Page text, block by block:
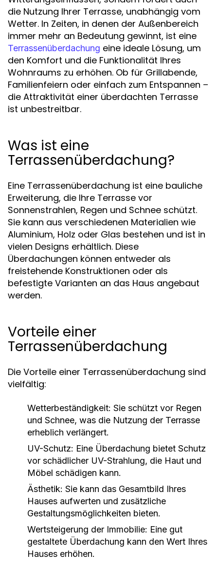
die Nutzung Ihrer Terrasse, unabhängig vom
Wetter. In Zeiten, in denen der Außenbereich
immer mehr an Bedeutung gewinnt, ist eine
Terrassenüberdachung eine ideale Lösung, um
den Komfort und die Funktionalität Ihres
Wohnraums zu erhöhen. Ob für Grillabende,
Familienfeiern oder einfach zum Entspannen –
die Attraktivität einer überdachten Terrasse
ist unbestreitbar.
Was ist eine
Terrassenüberdachung?
Eine Terrassenüberdachung ist eine bauliche
Erweiterung, die Ihre Terrasse vor
Sonnenstrahlen, Regen und Schnee schützt.
Sie kann aus verschiedenen Materialien wie
Aluminium, Holz oder Glas bestehen und ist in
vielen Designs erhältlich. Diese
Überdachungen können entweder als
freistehende Konstruktionen oder als
befestigte Varianten an das Haus angebaut
werden.
Vorteile einer
Terrassenüberdachung
Die Vorteile einer Terrassenüberdachung sind
vielfältig:
Wetterbeständigkeit: Sie schützt vor Regen
und Schnee, was die Nutzung der Terrasse
erheblich verlängert.
UV-Schutz: Eine Überdachung bietet Schutz
vor schädlicher UV-Strahlung, die Haut und
Möbel schädigen kann.
Ästhetik: Sie kann das Gesamtbild Ihres
Hauses aufwerten und zusätzliche
Gestaltungsmöglichkeiten bieten.
Wertsteigerung der Immobilie: Eine gut
gestaltete Überdachung kann den Wert Ihres
Hauses erhöhen.